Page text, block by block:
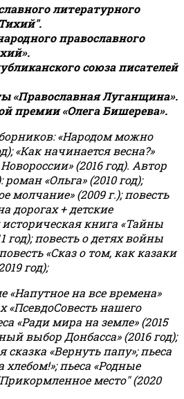
литературного
православного
союза писателей
«Православная Луганщина».
премии «Олега Бишерева».
«Народом можно
«Как начинается весна?»
(2016 год). Автор
«Ольга» (2010 год);
молчание» (2009 г.); повесть
дорогах + детские
книга «Тайны
год); повесть о детях войны
«Сказ о том, как казаки
год);
«Напутное на все времена»
«ПсевдоСовесть нашего
«Ради мира на земле» (2015
выбор Донбасса» (2016 год);
сказка «Вернуть папу»; пьеса
хлебом!»;пьеса «Родные
место" (2020